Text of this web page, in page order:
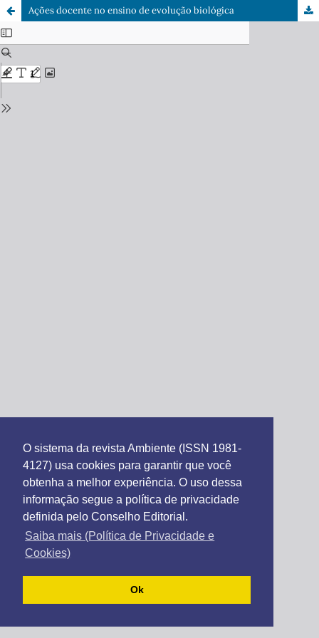
O sistema da revista Ambiente (ISSN 1981-
4127) usa cookies para garantir que você
obtenha a melhor experiência. O uso dessa
informação segue a política de privacidade
definida pelo Conselho Editorial.
Saiba mais (Política de Privacidade e
Cookies)
Ok
Ações docente no ensino de evolução biológica